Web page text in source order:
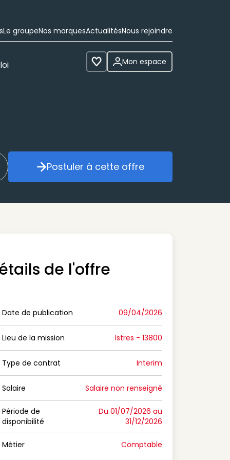
Le groupeNos marquesActualitésNous rejoindre
Voir les favoris
Mon espace
mon alerte Postuler à cette offre
Postuler à cette offre
de l'offre
Date de publication
Date de publication 09/04/2026
Lieu de la mission
Lieu de la mission Istres - 13800
Type de contrat
Type de contrat Interim
Salaire
Salaire Salaire non renseigné
Période de disponibilité
Période de
disponibilité
Du 01/07/2026 au
31/12/2026
Métier Comptable